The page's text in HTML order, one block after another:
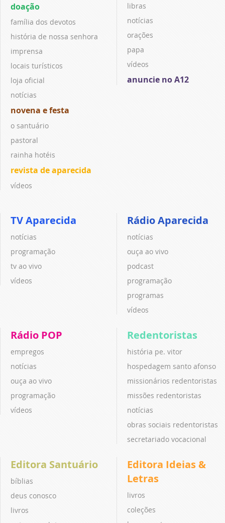
doação
família dos devotos
história de nossa senhora
imprensa
locais turísticos
loja oficial
notícias
novena e festa
o santuário
pastoral
rainha hotéis
revista de aparecida
vídeos
libras
notícias
orações
papa
vídeos
anuncie no A12
TV Aparecida
notícias
programação
tv ao vivo
vídeos
Rádio Aparecida
notícias
ouça ao vivo
podcast
programação
programas
vídeos
Rádio POP
empregos
notícias
ouça ao vivo
programação
vídeos
Redentoristas
história pe. vitor
hospedagem santo afonso
missionários redentoristas
missões redentoristas
notícias
obras sociais redentoristas
secretariado vocacional
Editora Santuário
bíblias
deus conosco
livros
Editora Ideias &
Letras
livros
coleções